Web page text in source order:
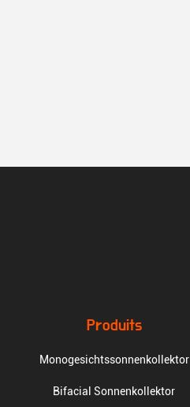
Produits
Monogesichtssonnenkollektor
Bifacial Sonnenkollektor